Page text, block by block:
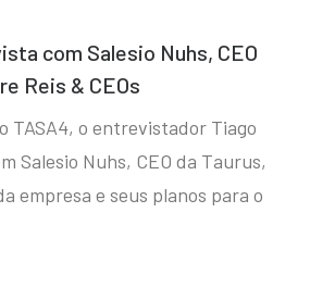
com Salesio Nuhs, CEO
Reis & CEOs
TASA4, o entrevistador Tiago
Salesio Nuhs, CEO da Taurus,
empresa e seus planos para o